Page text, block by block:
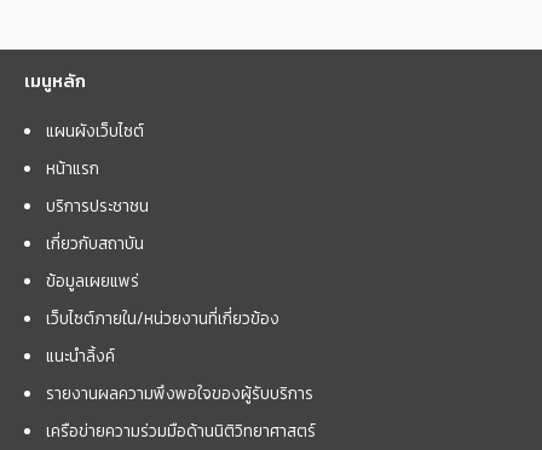
เมนูหลัก
แผนผังเว็บไซต์
หน้าแรก
บริการประชาชน
เกี่ยวกับสถาบัน
ข้อมูลเผยแพร่
เว็บไซต์ภายใน/หน่วยงานที่เกี่ยวข้อง
แนะนำลิ้งค์
รายงานผลความพึงพอใจของผู้รับบริการ
เครือข่ายความร่วมมือด้านนิติวิทยาศาสตร์